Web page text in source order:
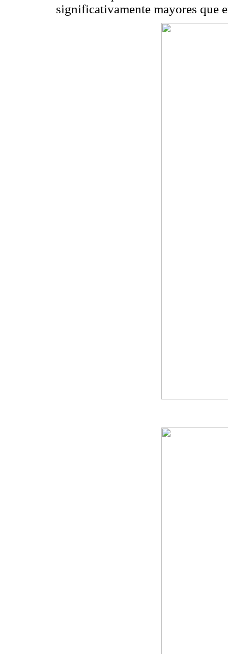
significativamente mayores que